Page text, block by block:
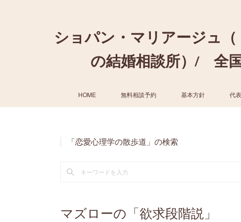
ショパン・マリアージュ
の結婚相談所）/ 全
HOME 無料相談予約 基本方針 代
「恋愛心理学の散歩道」の検索
マズローの「欲求段階説」